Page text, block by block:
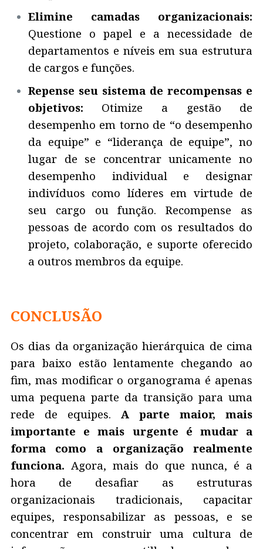
Elimine camadas organizacionais:
Questione o papel e a necessidade de
departamentos e níveis em sua estrutura
de cargos e funções.
Repense seu sistema de recompensas e
objetivos: Otimize a gestão de
desempenho em torno de “o desempenho
da equipe” e “liderança de equipe”, no
lugar de se concentrar unicamente no
desempenho individual e designar
indivíduos como líderes em virtude de
seu cargo ou função. Recompense as
pessoas de acordo com os resultados do
projeto, colaboração, e suporte oferecido
a outros membros da equipe.
CONCLUSÃO
Os dias da organização hierárquica de cima
para baixo estão lentamente chegando ao
fim, mas modificar o organograma é apenas
uma pequena parte da transição para uma
rede de equipes. A parte maior, mais
importante e mais urgente é mudar a
forma como a organização realmente
funciona. Agora, mais do que nunca, é a
hora de desafiar as estruturas
organizacionais tradicionais, capacitar
equipes, responsabilizar as pessoas, e se
concentrar em construir uma cultura de